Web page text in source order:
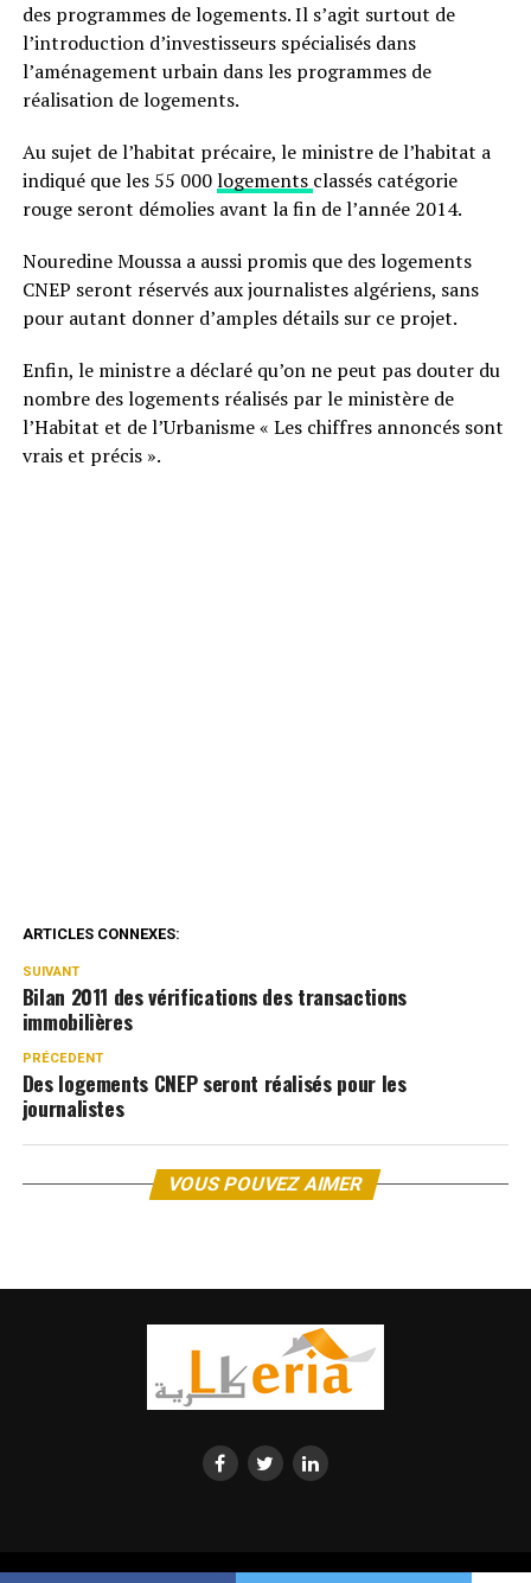
des programmes de logements. Il s’agit surtout de
l’introduction d’investisseurs spécialisés dans
l’aménagement urbain dans les programmes de
réalisation de logements.
Au sujet de l’habitat précaire, le ministre de l’habitat a
indiqué que les 55 000logements classés catégorie
rouge seront démolies avant la fin de l’année 2014.
Nouredine Moussa a aussi promis que des logements
CNEP seront réservés aux journalistes algériens, sans
pour autant donner d’amples détails sur ce projet.
Enfin, le ministre a déclaré qu’on ne peut pas douter du
nombre des logements réalisés par le ministère de
l’Habitat et de l’Urbanisme « Les chiffres annoncés sont
vrais et précis ».
ARTICLES CONNEXES:
SUIVANT
Bilan 2011 des vérifications des transactions
immobilières
PRÉCEDENT
Des logements CNEP seront réalisés pour les
journalistes
VOUS POUVEZ AIMER